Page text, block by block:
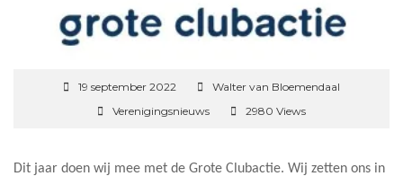
19 september 2022
Walter van Bloemendaal
Verenigingsnieuws
2980 Views
Dit jaar doen wij mee met de Grote Clubactie. Wij zetten ons in